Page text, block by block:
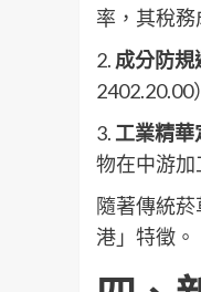
率，其稅
2. 成分防規
3. 工業精華
物在中游加
隨著傳統
港」特徵。